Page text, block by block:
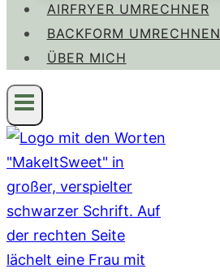
AIRFRYER UMRECHNER
BACKFORM UMRECHNEN
ÜBER MICH